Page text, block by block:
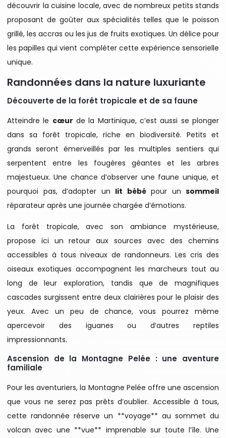
découvrir la cuisine locale, avec de nombreux petits stands
proposant de goûter aux spécialités telles que le poisson
grillé, les accras ou les jus de fruits exotiques. Un délice pour
les papilles qui vient compléter cette expérience sensorielle
unique.
Randonnées dans la nature luxuriante
Découverte de la forêt tropicale et de sa faune
Atteindre le cœur de la Martinique, c’est aussi se plonger
dans sa forêt tropicale, riche en biodiversité. Petits et
grands seront émerveillés par les multiples sentiers qui
serpentent entre les fougères géantes et les arbres
majestueux. Une chance d’observer une faune unique, et
pourquoi pas, d’adopter un lit bébépour un sommeil
réparateur après une journée chargée d’émotions.
La forêt tropicale, avec son ambiance mystérieuse,
propose ici un retour aux sources avec des chemins
accessibles à tous niveaux de randonneurs. Les cris des
oiseaux exotiques accompagnent les marcheurs tout au
long de leur exploration, tandis que de magnifiques
cascades surgissent entre deux clairières pour le plaisir des
yeux. Avec un peu de chance, vous pourrez même
apercevoir des iguanes ou d’autres reptiles
impressionnants.
Ascension de la Montagne Pelée : une aventure
familiale
Pour les aventuriers, la Montagne Pelée offre une ascension
que vous ne serez pas prêts d’oublier. Accessible à tous,
cette randonnée réserve un **voyage** au sommet du
volcan avec une **vue** imprenable sur toute l’île. Une